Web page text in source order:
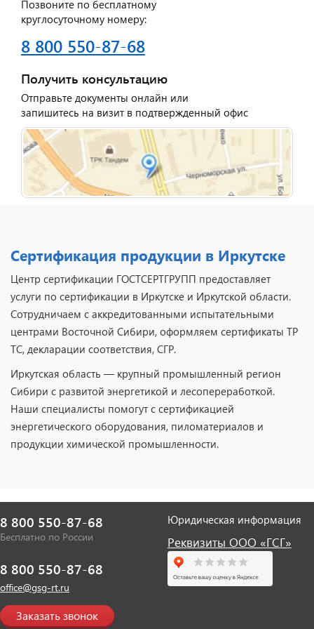
Позвоните по бесплатному
круглосуточному номеру:
8 800 550-87-68
Получить консультацию
Отправьте документы онлайн или
запишитесь на визит в подтвержденный офис
Сертификация продукции в Иркутске
Центр сертификации ГОСТСЕРТГРУПП предоставляет
услуги по сертификации в Иркутске и Иркутской области.
Сотрудничаем с аккредитованными испытательными
центрами Восточной Сибири, оформляем сертификаты ТР
ТС, декларации соответствия, СГР.
Иркутская область — крупный промышленный регион
Сибири с развитой энергетикой и лесопереработкой.
Наши специалисты помогут с сертификацией
энергетического оборудования, пиломатериалов и
продукции химической промышленности.
8 800 550-87-68
Бесплатно по России
8 800 550-87-68
office@gsg-rt.ru
Заказать звонок
Юридическая информация
Реквизиты ООО «ГСГ»